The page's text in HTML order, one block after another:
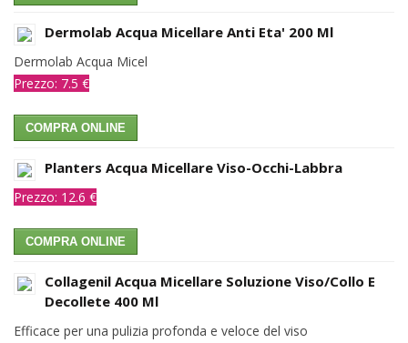
Dermolab Acqua Micellare Anti Eta' 200 Ml
Dermolab Acqua Micel
Prezzo: 7.5 €
COMPRA ONLINE
Planters Acqua Micellare Viso-Occhi-Labbra
Prezzo: 12.6 €
COMPRA ONLINE
Collagenil Acqua Micellare Soluzione Viso/Collo E
Decollete 400 Ml
Efficace per una pulizia profonda e veloce del viso